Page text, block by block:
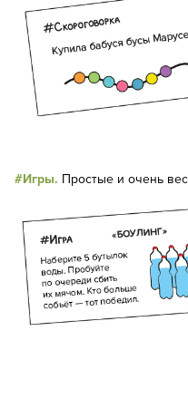
#Игры. Простые и очень